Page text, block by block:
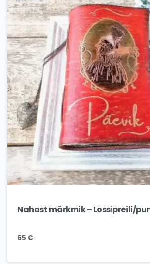
Nahast märkmik – Lossipreili/
65 €